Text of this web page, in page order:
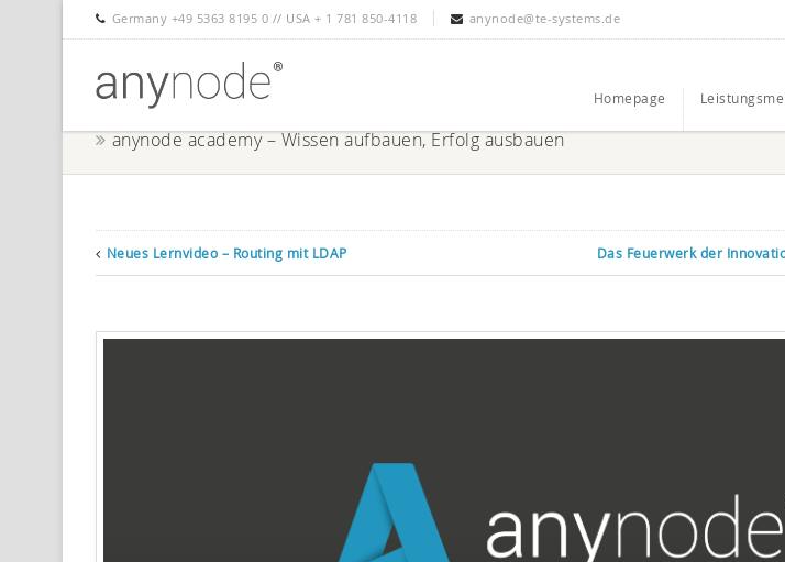
Germany +49 5363 8195 0 // USA + 1 781 850-4118 anynode@te-systems.de
Homepage
anynode academy – Wissen aufbauen, Erfolg ausbauen
Neues Lernvideo – Routing mit LDAP Das Feuerwerk der